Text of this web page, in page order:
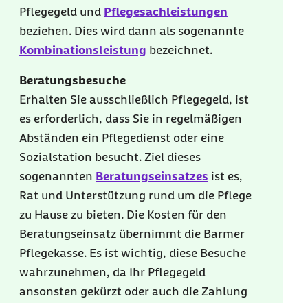
Pflegegeld und Pflegesachleistungen
beziehen. Dies wird dann als sogenannte
Kombinationsleistung bezeichnet.
Beratungsbesuche
Erhalten Sie ausschließlich Pflegegeld, ist
es erforderlich, dass Sie in regelmäßigen
Abständen ein Pflegedienst oder eine
Sozialstation besucht. Ziel dieses
sogenannten Beratungseinsatzes ist es,
Rat und Unterstützung rund um die Pflege
zu Hause zu bieten. Die Kosten für den
Beratungseinsatz übernimmt die Barmer
Pflegekasse. Es ist wichtig, diese Besuche
wahrzunehmen, da Ihr Pflegegeld
ansonsten gekürzt oder auch die Zahlung